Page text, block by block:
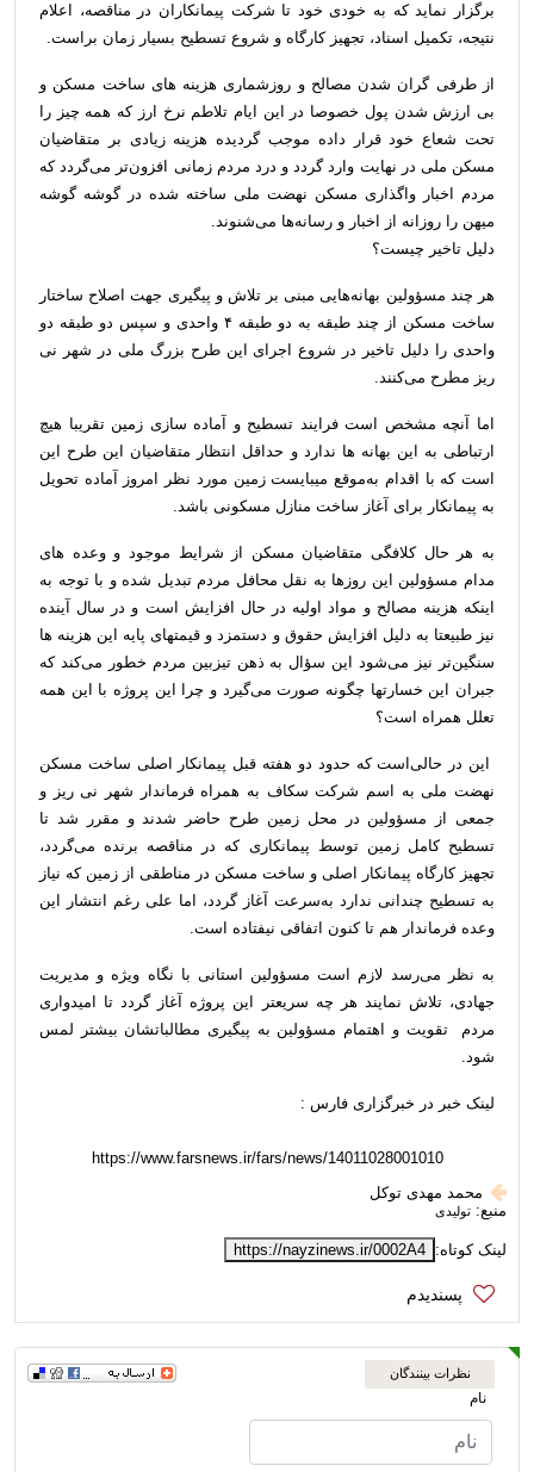
برگزار نماید که به خودی خود تا شرکت پیمانکاران در مناقصه، اعلام
نتیجه، تکمیل اسناد، تجهیز کارگاه و شروع تسطیح بسیار زمان براست.
از طرفی گران شدن مصالح و روزشماری هزینه های ساخت مسکن و
بی ارزش شدن پول خصوصا در این ایام تلاطم نرخ ارز که همه چیز را
تحت شعاع خود قرار داده موجب گردیده هزینه زیادی بر متقاضیان
مسکن ملی در نهایت وارد گردد و درد مردم زمانی افزون‌تر می‌گردد که
مردم اخبار واگذاری مسکن نهضت ملی ساخته شده در گوشه گوشه
میهن را روزانه از اخبار و رسانه‌ها می‌شنوند.
دلیل تاخیر چیست؟
هر چند مسؤولین بهانه‌هایی مبنی بر تلاش و پیگیری جهت اصلاح ساختار
ساخت مسکن از چند طبقه به دو طبقه ۴ واحدی و سپس دو‌ طبقه دو
واحدی را دلیل تاخیر در شروع اجرای این طرح بزرگ ملی در شهر نی
ریز مطرح می‌کنند.
اما آنچه مشخص است فرایند تسطیح و آماده سازی زمین تقریبا هیچ
ارتباطی به این بهانه ها ندارد و حداقل انتظار متقاضیان این طرح این
است که با اقدام به‌موقع میبایست زمین مورد نظر امروز آماده تحویل
به پیمانکار برای آغاز ساخت منازل مسکونی باشد.
به هر حال کلافگی متقاضیان مسکن از شرایط موجود و وعده های
مدام مسؤولین این روزها به نقل محافل مردم تبدیل شده و با توجه به
اینکه هزینه مصالح و مواد اولیه در حال افزایش است و در سال آینده
نیز طبیعتا به دلیل افزایش حقوق و دستمزد و قیمتهای پایه این هزینه ها
سنگین‌تر نیز می‌شود این سؤال به ذهن تیزبین مردم خطور می‌کند که
جبران این خسارتها چگونه صورت می‌گیرد و چرا این پروژه با این همه
تعلل همراه است؟
این در حالی‌است که حدود دو هفته قبل پیمانکار اصلی ساخت مسکن
نهضت ملی به اسم شرکت سکاف به همراه فرماندار شهر نی ریز و
جمعی از مسؤولین در محل زمین طرح حاضر شدند و مقرر شد تا
تسطیح کامل زمین توسط پیمانکاری که در مناقصه برنده می‌گردد،
تجهیز کارگاه پیمانکار اصلی و ساخت مسکن در مناطقی از زمین که نیاز
به تسطیح چندانی ندارد به‌سرعت آغاز گردد، اما علی رغم انتشار این
وعده فرماندار هم تا کنون اتفاقی نیفتاده است.
به نظر می‌رسد لازم است مسؤولین استانی با نگاه ویژه و مدیریت
جهادی، تلاش نمایند هر چه سریعتر این پروژه آغاز گردد تا امیدواری
مردم تقویت و اهتمام مسؤولین به پیگیری مطالباتشان بیشتر لمس
شود.
لینک خبر در خبرگزاری فارس :
https://www.farsnews.ir/fars/news/14011028001010
محمد مهدی توکل
منبع: تولیدی
لینک کوتاه: https://nayzinews.ir/0002A4
نظرات بینندگان
نام